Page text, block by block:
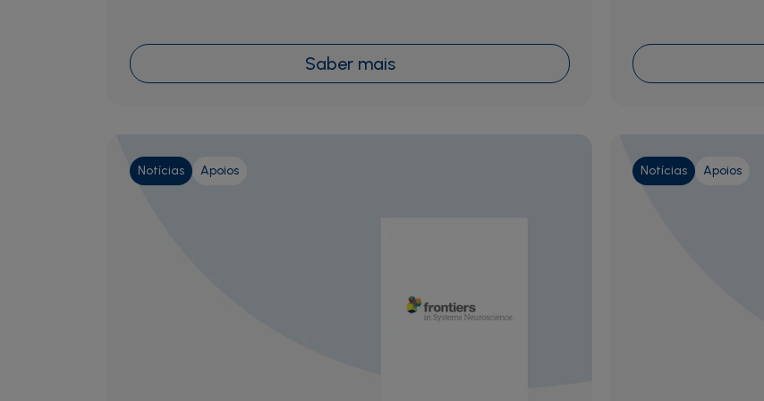
Saber mais
Notícias Apoios Notícias Apoios